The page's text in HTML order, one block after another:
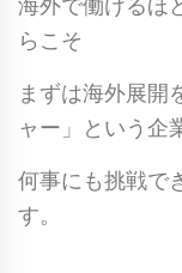
らこそ
まずは海外展開
ャー」という企
何事にも挑戦で
す。